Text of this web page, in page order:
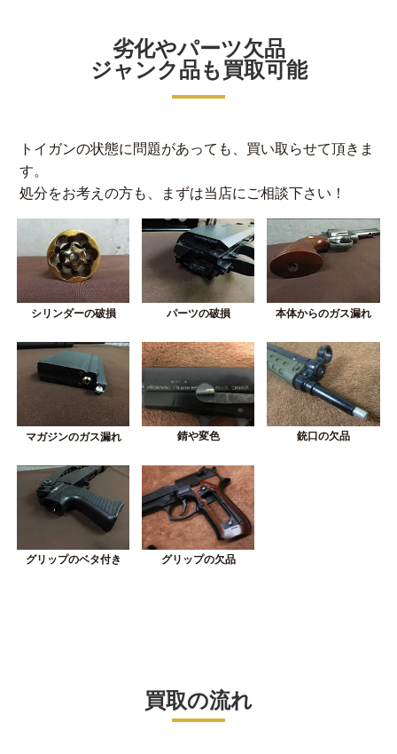
劣化やパーツ欠品
ジャンク品も買取可能
トイガンの状態に問題があっても、買い取らせて頂きま
す。
処分をお考えの方も、まずは当店にご相談下さい！
シリンダーの破損 パーツの破損 本体からのガス漏れ
マガジンのガス漏れ 錆や変色 銃口の欠品
グリップのベタ付き グリップの欠品
買取の流れ